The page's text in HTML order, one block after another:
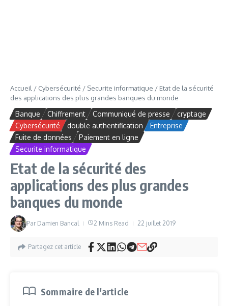
Accueil / Cybersécurité / Securite informatique / Etat de la sécurité
des applications des plus grandes banques du monde
Banque Chiffrement Communiqué de presse
cryptage
Cybersécurité
double authentification
Entreprise
Fuite de données
Paiement en ligne
Securite informatique
Etat de la sécurité des
applications des plus grandes
banques du monde
Par Damien Bancal 2 Mins Read 22 juillet 2019
Partagez cet article
Sommaire de l'article